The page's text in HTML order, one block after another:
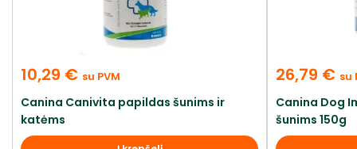
10,29 € su PVM
Canina Canivita papildas šunims ir
katėms
26,79 € su
Canina Dog
šunims 150g